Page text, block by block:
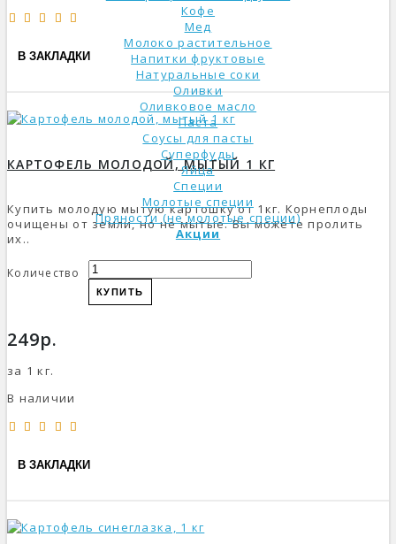
Кофе
Мед
Молоко растительное
Напитки фруктовые
Натуральные соки
Оливки
Оливковое масло
Паста
Соусы для пасты
Суперфуды
Яйца
Специи
Молотые специи
Пряности (не молотые специи)
Акции
В ЗАКЛАДКИ
КАРТОФЕЛЬ МОЛОДОЙ, МЫТЫЙ 1 КГ
Купить молодую мытую картошку от 1кг. Корнеплоды
очищены от земли, но не мытые. Вы можете пролить
их..
Количество
КУПИТЬ
249р.
за 1 кг.
В наличии
В ЗАКЛАДКИ